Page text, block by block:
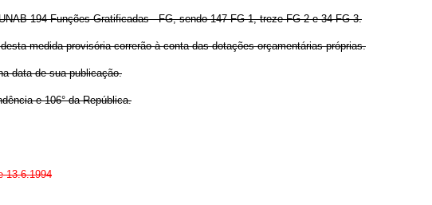
194 Funções Gratificadas - FG, sendo 147 FG-1, treze FG-2 e 34 FG-3.
medida provisória correrão à conta das dotações orçamentárias próprias.
data de sua publicação.
e 106° da República.
13.6.1994